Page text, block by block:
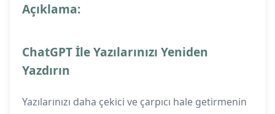
Açıklama:
ChatGPT İle Yazılarınızı Yeniden
Yazdırın
Yazılarınızı daha çekici ve çarpıcı hale getirmenin